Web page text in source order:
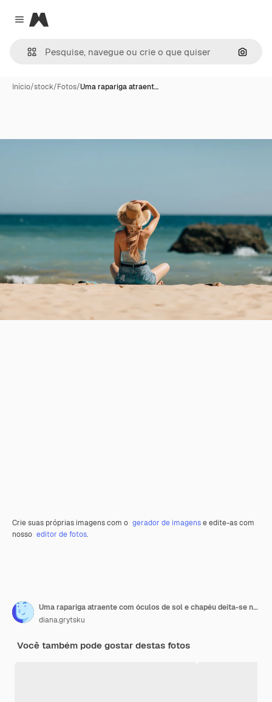
Close menu
Magnific
Início/stock/Fotos/Uma rapariga atraent…
Crie suas próprias imagens com o gerador de imagense edite-as com
nosso editor de fotos.
Uma rapariga atraente com óculos de sol e chapéu deita-se na areia quente
diana.grytsku
Você também pode gostar destas fotos